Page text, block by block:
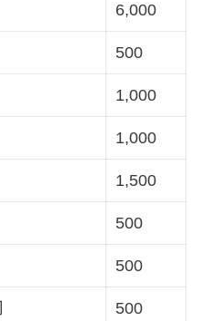
6,000
500
1,000
1,000
1,500
500
500
500